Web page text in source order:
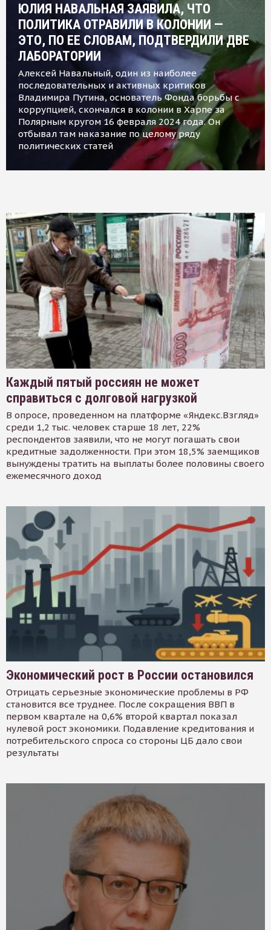
ЮЛИЯ НАВАЛЬНАЯ ЗАЯВИЛА, ЧТО
ПОЛИТИКА ОТРАВИЛИ В КОЛОНИИ —
ЭТО, ПО ЕЕ СЛОВАМ, ПОДТВЕРДИЛИ ДВЕ
ЛАБОРАТОРИИ
Алексей Навальный, один из наиболее
последовательных и активных критиков
Владимира Путина, основатель Фонда борьбы с
коррупцией, скончался в колонии в Харпе за
Полярным кругом 16 февраля 2024 года. Он
отбывал там наказание по целому ряду
политических статей
Каждый пятый россиян не может
справиться с долговой нагрузкой
В опросе, проведенном на платформе «Яндекс.Взгляд»
среди 1,2 тыс. человек старше 18 лет, 22%
респондентов заявили, что не могут погашать свои
кредитные задолженности. При этом 18,5% заемщиков
вынуждены тратить на выплаты более половины своего
ежемесячного доход
Экономический рост в России остановился
Отрицать серьезные экономические проблемы в РФ
становится все труднее. После сокращения ВВП в
первом квартале на 0,6% второй квартал показал
нулевой рост экономики. Подавление кредитования и
потребительского спроса со стороны ЦБ дало свои
результаты